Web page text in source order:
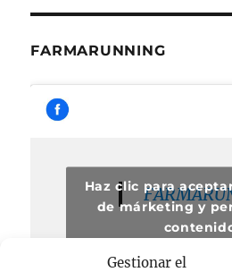
Gestionar el
FARMARUNNING
Haz clic para
de márketing y